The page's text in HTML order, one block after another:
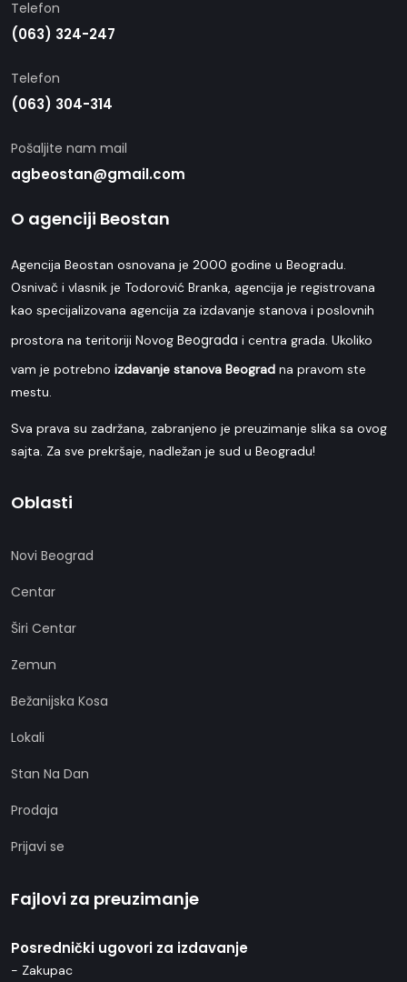
Telefon
(063) 324-247
Telefon
(063) 304-314
Pošaljite nam mail
agbeostan@gmail.com
O agenciji Beostan
Agencija Beostan osnovana je 2000 godine u Beogradu.
Osnivač i vlasnik je Todorović Branka, agencija je registrovana
kao specijalizovana agencija za izdavanje stanova i poslovnih
prostora na teritoriji Novog Beograda i centra grada. Ukoliko
vam je potrebno izdavanje stanova Beograd na pravom ste
mestu.
Sva prava su zadržana, zabranjeno je preuzimanje slika sa ovog
sajta. Za sve prekršaje, nadležan je sud u Beogradu!
Oblasti
Novi Beograd
Centar
Širi Centar
Zemun
Bežanijska Kosa
Lokali
Stan Na Dan
Prodaja
Prijavi se
Fajlovi za preuzimanje
Posrednički ugovori za izdavanje
- Zakupac